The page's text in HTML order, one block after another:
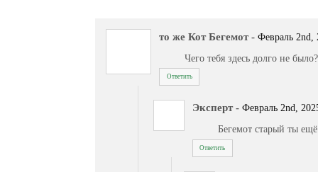
то же Кот Бегемот - Февраль 2nd,
Чего тебя здесь долго не было?
Ответить
Эксперт - Февраль 2nd,
Бегемот старый ты
Ответить